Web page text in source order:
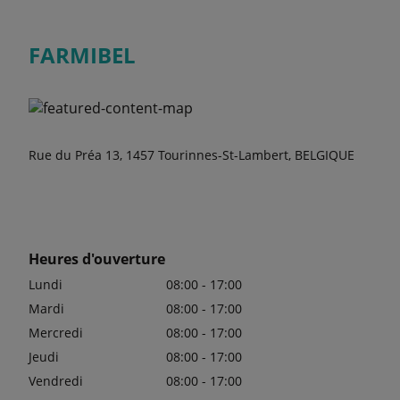
FARMIBEL
Rue du Préa 13, 1457 Tourinnes-St-Lambert, BELGIQUE
Heures d'ouverture
Lundi
08:00 - 17:00
Mardi
08:00 - 17:00
Mercredi
08:00 - 17:00
Jeudi
08:00 - 17:00
Vendredi
08:00 - 17:00